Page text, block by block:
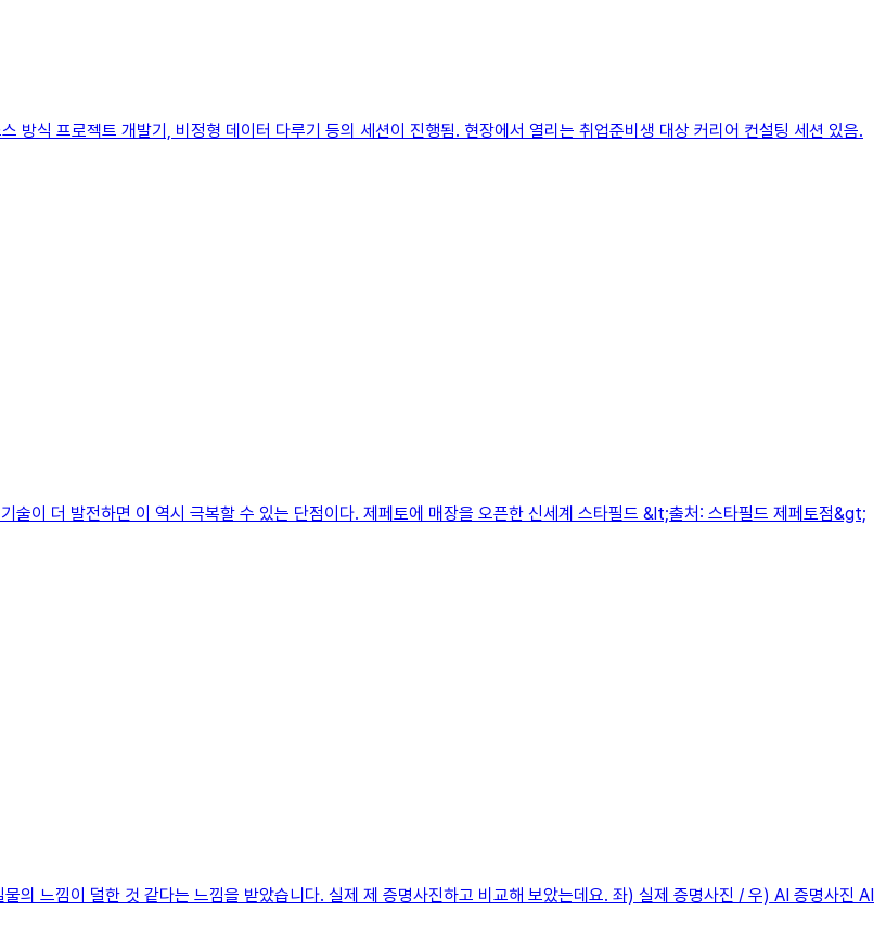
식 프로젝트 개발기, 비정형 데이터 다루기 등의 세션이 진행됨. 현장에서 열리는 취업준비생 대상 커리어 컨설팅 세션 있음.
술이 더 발전하면 이 역시 극복할 수 있는 단점이다. 제페토에 매장을 오픈한 신세계 스타필드 &lt;출처: 스타필드 제페토점&gt;
의 느낌이 덜한 것 같다는 느낌을 받았습니다. 실제 제 증명사진하고 비교해 보았는데요. 좌) 실제 증명사진 / 우) AI 증명사진 AI